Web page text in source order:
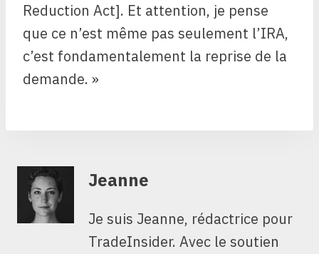
Reduction Act]. Et attention, je pense
que ce n’est même pas seulement l’IRA,
c’est fondamentalement la reprise de la
demande. »
Jeanne
Je suis Jeanne, rédactrice pour
TradeInsider. Avec le soutien